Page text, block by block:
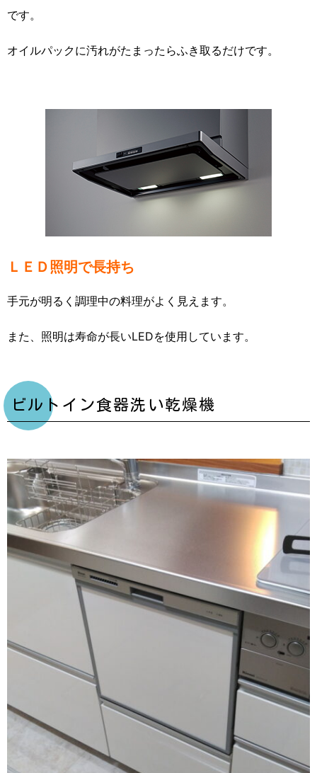
です。
オイルパックに汚れがたまったらふき取るだけです。
ＬＥＤ照明で長持ち
手元が明るく調理中の料理がよく見えます。
また、照明は寿命が長いLEDを使用しています。
ビルトイン食器洗い乾燥機